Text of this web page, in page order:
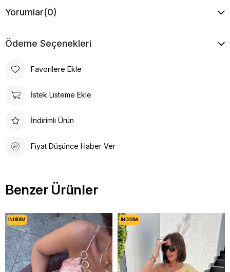
Boy
Desen Düz
Yorumlar(0)
Ödeme Seçenekleri
Favorilere Ekle
İstek Listeme Ekle
İndirimli Ürün
Fiyat Düşünce Haber Ver
Benzer Ürünler
İNDIRIM İNDIRIM